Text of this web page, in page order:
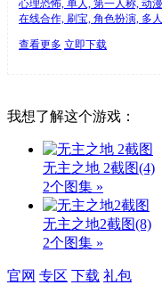
心理恐怖, 单人, 第一人称, 动
在线合作, 刷宝, 角色扮演, 多
查看更多 立即下载
我想了解这个游戏：
无主之地 2截图(4)
2个图集 »
无主之地2截图(8)
2个图集 »
官网 专区 下载 礼包